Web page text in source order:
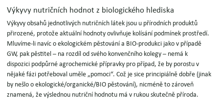
Výkyvy nutričních hodnot z biologického hlediska
Výkyvy obsahů jednotlivých nutričních látek jsou u přírodních produktů
přirozené, protože aktuální hodnoty ovlivňuje kolísání podmínek prostředí.
Mluvíme-li navíc o ekologickém pěstování a BIO-produkci jako v případě
GW, pak pěstitel – na rozdíl od svého konvenčního kolegy – nemá k
dispozici podpůrné agrochemické přípravky pro případ, že by porostu v
nějaké fázi potřeboval uměle „pomoci“. Což je sice principiálně dobře (jinak
by nešlo o ekologické/organické/BIO pěstování), nicméně to zároveň
znamená, že výslednou nutriční hodnotu má v rukou skutečně příroda.